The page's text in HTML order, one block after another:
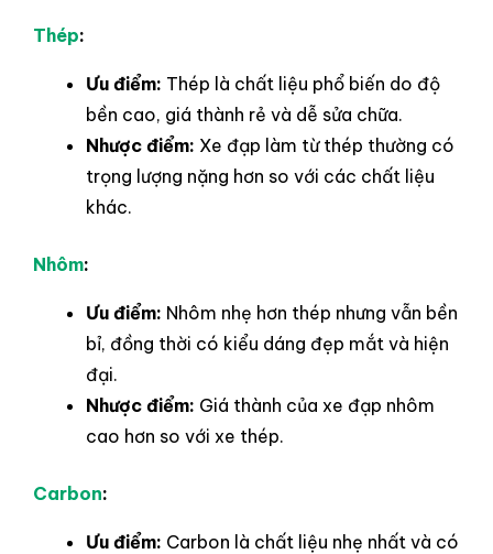
Thép:
Ưu điểm: Thép là chất liệu phổ biến do độ
bền cao, giá thành rẻ và dễ sửa chữa.
Nhược điểm: Xe đạp làm từ thép thường có
trọng lượng nặng hơn so với các chất liệu
khác.
Nhôm:
Ưu điểm: Nhôm nhẹ hơn thép nhưng vẫn bền
bỉ, đồng thời có kiểu dáng đẹp mắt và hiện
đại.
Nhược điểm: Giá thành của xe đạp nhôm
cao hơn so với xe thép.
Carbon:
Ưu điểm: Carbon là chất liệu nhẹ nhất và có